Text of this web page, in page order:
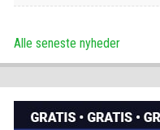
Alle seneste nyheder